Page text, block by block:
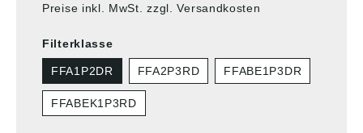
Preise inkl. MwSt. zzgl. Versandkosten
Filterklasse
FFA1P2DR FFA2P3RD FFABE1P3DR
FFABEK1P3RD